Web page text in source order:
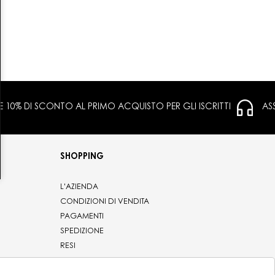
E 10% DI SCONTO AL PRIMO ACQUISTO PER GLI ISCRITTI
SHOPPING
L'AZIENDA
CONDIZIONI DI VENDITA
PAGAMENTI
SPEDIZIONE
RESI